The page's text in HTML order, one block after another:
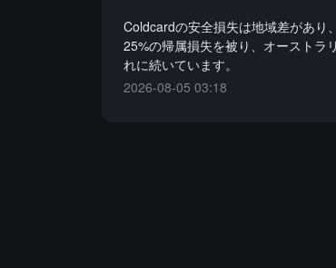
Coldcardの安全損失は地域差があり
25%の帰属損失を被り、オーストラ
れに続いています。
2026-08-05 03:18